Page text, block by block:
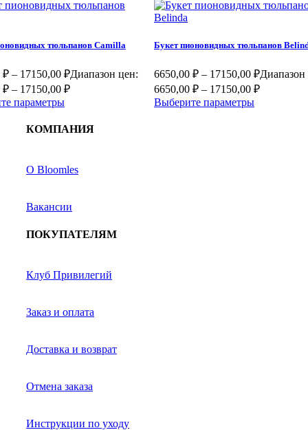
тюльпанов Camilla
₽ – 17150,00 ₽Диапазон цен:
₽ – 17150,00 ₽
параметры
Букет пионовидных тюльпанов
6650,00 ₽ – 17150,00 ₽Диапазон
6650,00 ₽ – 17150,00 ₽
Выберите параметры
КОМПАНИЯ
О Bloomles
Вакансии
ПОКУПАТЕЛЯМ
Клуб Привилегий
Заказ и оплата
Доставка и возврат
Отмена заказа
Инструкции по уходу